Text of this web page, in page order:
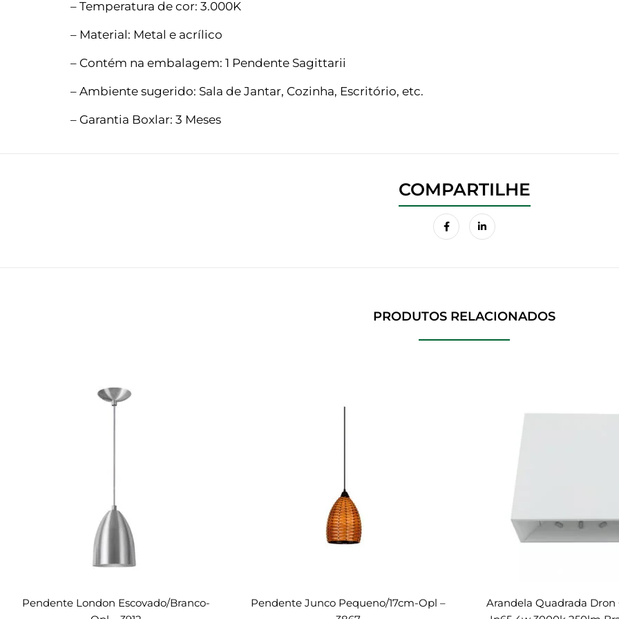
– Temperatura de cor: 3.000K
– Material: Metal e acrílico
– Contém na embalagem: 1 Pendente Sagittarii
– Ambiente sugerido: Sala de Jantar, Cozinha, Escritório, etc.
– Garantia Boxlar: 3 Meses
PRODUTOS RELACIONADOS
Pendente London Escovado/branco-
Pendente Junco Pequeno/17cm-Opl –
Arandela Quadrada Dron